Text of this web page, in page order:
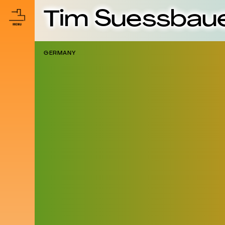
Tim
GERMANY